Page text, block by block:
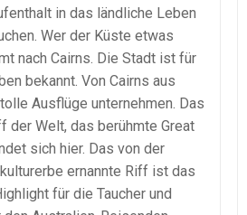
in das ländliche Leben
Wer der Küste etwas
nach Cairns. Die Stadt ist für
bekannt. Von Cairns aus
Ausflüge unternehmen. Das
der Welt, das berühmte Great
sich hier. Das von der
ernannte Riff ist das
für die Taucher und